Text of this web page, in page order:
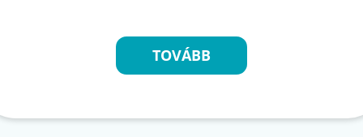
TOVÁBB